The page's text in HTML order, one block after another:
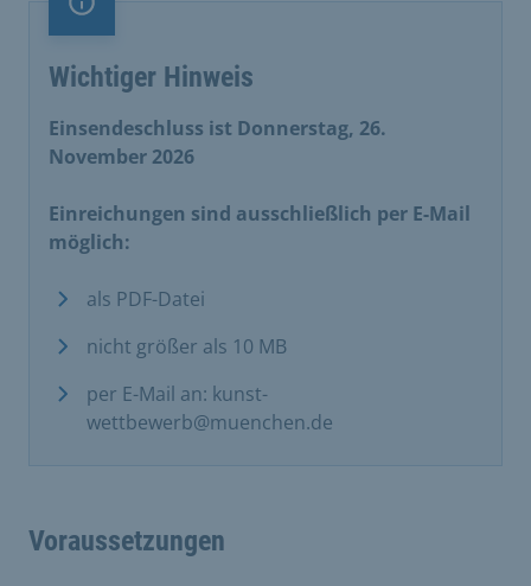
Information
Wichtiger Hinweis
Einsendeschluss ist Donnerstag, 26.
November 2026
Einreichungen sind ausschließlich per E-Mail
möglich:
als PDF-Datei
nicht größer als 10 MB
per E-Mail an: kunst-
wettbewerb@muenchen.de
Voraussetzungen